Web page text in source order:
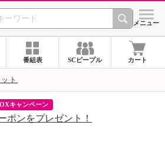
CHANNEL シメニュー
番組表 SCピープル カート
ト
キャンペーン
ポンをプレゼント！